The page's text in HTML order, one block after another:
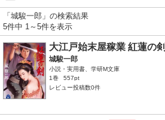
「城駿一郎」の検索結果
5件中 1～5件を表示
大江戸始末屋稼業 紅蓮の剣
城駿一郎
小説・実用書、学研M文庫
1巻
557pt
レビュー投稿数0件